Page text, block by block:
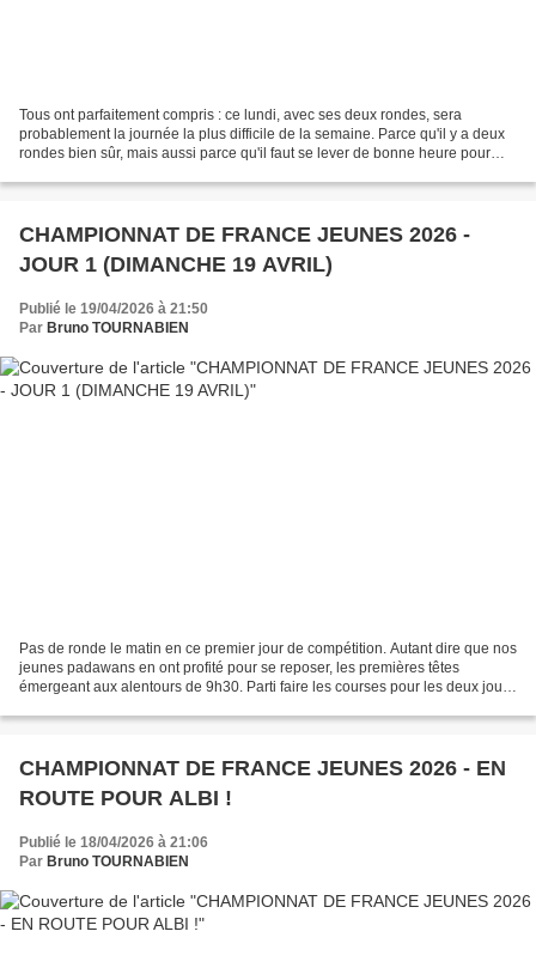
Tous ont parfaitement compris : ce lundi, avec ses deux rondes, sera
probablement la journée la plus difficile de la semaine. Parce qu'il y a deux
rondes bien sûr, mais aussi parce qu'il faut se lever de bonne heure pour
CHAMPIONNAT DE FRANCE JEUNES 2026 -
JOUR 1 (DIMANCHE 19 AVRIL)
Publié le 19/04/2026 à 21:50
Par Bruno TOURNABIEN
Pas de ronde le matin en ce premier jour de compétition. Autant dire que nos
jeunes padawans en ont profité pour se reposer, les premières têtes
émergeant aux alentours de 9h30. Parti faire les courses pour les deux jours
CHAMPIONNAT DE FRANCE JEUNES 2026 - EN
ROUTE POUR ALBI !
Publié le 18/04/2026 à 21:06
Par Bruno TOURNABIEN